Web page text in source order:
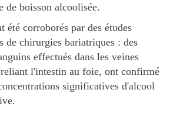
de boisson alcoolisée.
été corroborés par des études
de chirurgies bariatriques : des
effectués dans les veines
reliant l'intestin au foie, ont confirmé
significatives d'alcool